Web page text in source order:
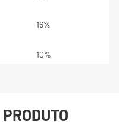
16%
10%
6%
PRODUTO